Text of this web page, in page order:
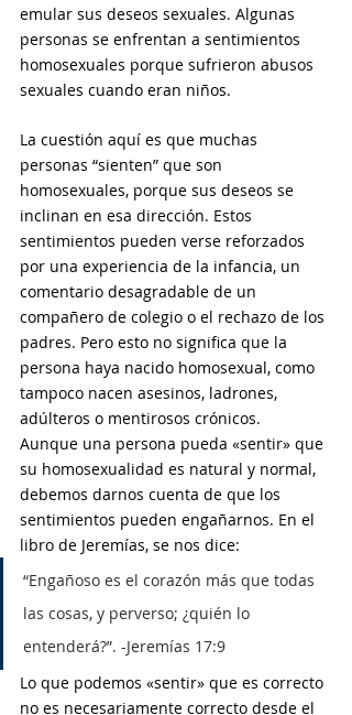
emular sus deseos sexuales. Algunas
personas se enfrentan a sentimientos
homosexuales porque sufrieron abusos
sexuales cuando eran niños.
La cuestión aquí es que muchas
personas “sienten” que son
homosexuales, porque sus deseos se
inclinan en esa dirección. Estos
sentimientos pueden verse reforzados
por una experiencia de la infancia, un
comentario desagradable de un
compañero de colegio o el rechazo de los
padres. Pero esto no significa que la
persona haya nacido homosexual, como
tampoco nacen asesinos, ladrones,
adúlteros o mentirosos crónicos.
Aunque una persona pueda «sentir» que
su homosexualidad es natural y normal,
debemos darnos cuenta de que los
sentimientos pueden engañarnos. En el
libro de Jeremías, se nos dice:
“Engañoso es el corazón más que todas
las cosas, y perverso; ¿quién lo
entenderá?”. -Jeremías 17:9
Lo que podemos «sentir» que es correcto
no es necesariamente correcto desde el